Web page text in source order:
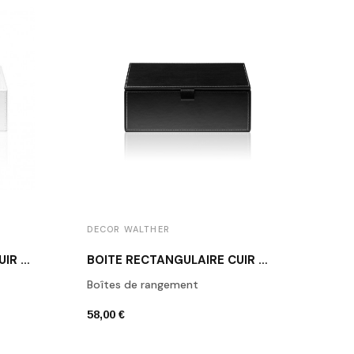
BOÎTE RECTANGULAIRE CUIR BLANC BROWNIE BOD2
DECOR WALTHER
BOÎTE RECTANGULAIRE CUIR NOIR BROWNIE BMD2
Boîtes de rangement
58,00 €